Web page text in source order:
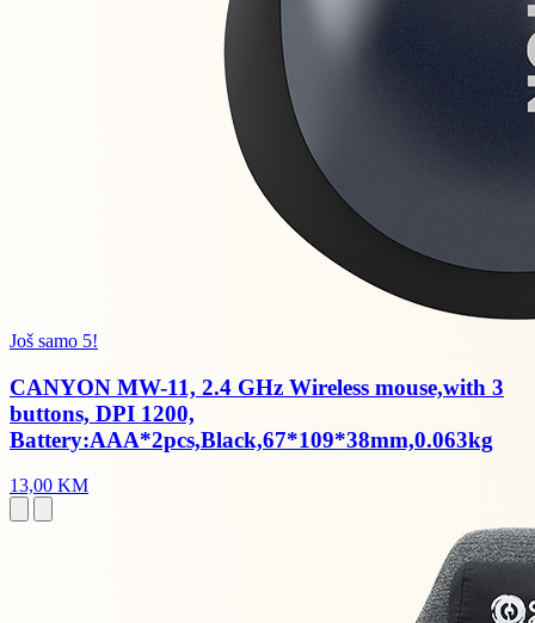
Još samo 5!
CANYON MW-11, 2.4 GHz Wireless mouse,with 3
buttons, DPI 1200,
Battery:AAA*2pcs,Black,67*109*38mm,0.063kg
13,00 KM